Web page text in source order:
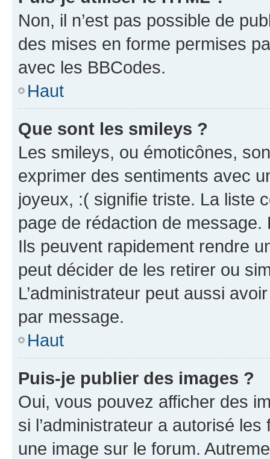
Non, il n’est pas possible de
des mises en forme permises
avec les BBCodes.
Haut
Que sont les smileys ?
Les smileys, ou émoticônes,
exprimer des sentiments avec
joyeux, :( signifie triste. La liste
page de rédaction de
Ils peuvent rapidement rendre
peut décider de les retirer ou
L’administrateur peut aussi
par message.
Haut
Puis-je publier des images ?
Oui, vous pouvez afficher des
si l’administrateur a autorisé
une image sur le forum.